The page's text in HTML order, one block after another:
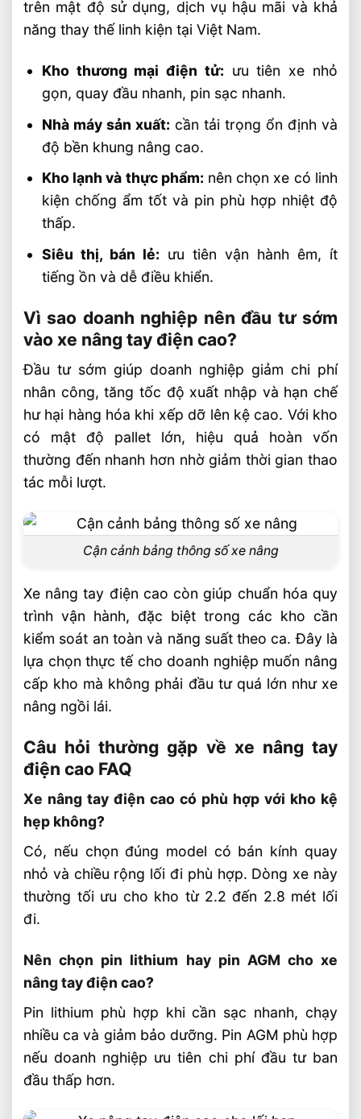
trên mật độ sử dụng, dịch vụ hậu mãi và khả
năng thay thế linh kiện tại Việt Nam.
Kho thương mại điện tử: ưu tiên xe nhỏ
gọn, quay đầu nhanh, pin sạc nhanh.
Nhà máy sản xuất: cần tải trọng ổn định và
độ bền khung nâng cao.
Kho lạnh và thực phẩm: nên chọn xe có linh
kiện chống ẩm tốt và pin phù hợp nhiệt độ
thấp.
Siêu thị, bán lẻ: ưu tiên vận hành êm, ít
tiếng ồn và dễ điều khiển.
Vì sao doanh nghiệp nên đầu tư sớm
vào xe nâng tay điện cao?
Đầu tư sớm giúp doanh nghiệp giảm chi phí
nhân công, tăng tốc độ xuất nhập và hạn chế
hư hại hàng hóa khi xếp dỡ lên kệ cao. Với kho
có mật độ pallet lớn, hiệu quả hoàn vốn
thường đến nhanh hơn nhờ giảm thời gian thao
tác mỗi lượt.
Cận cảnh bảng thông số xe nâng
Xe nâng tay điện cao còn giúp chuẩn hóa quy
trình vận hành, đặc biệt trong các kho cần
kiểm soát an toàn và năng suất theo ca. Đây là
lựa chọn thực tế cho doanh nghiệp muốn nâng
cấp kho mà không phải đầu tư quá lớn như xe
nâng ngồi lái.
Câu hỏi thường gặp về xe nâng tay
điện cao FAQ
Xe nâng tay điện cao có phù hợp với kho kệ
hẹp không?
Có, nếu chọn đúng model có bán kính quay
nhỏ và chiều rộng lối đi phù hợp. Dòng xe này
thường tối ưu cho kho từ 2.2 đến 2.8 mét lối
đi.
Nên chọn pin lithium hay pin AGM cho xe
nâng tay điện cao?
Pin lithium phù hợp khi cần sạc nhanh, chạy
nhiều ca và giảm bảo dưỡng. Pin AGM phù hợp
nếu doanh nghiệp ưu tiên chi phí đầu tư ban
đầu thấp hơn.